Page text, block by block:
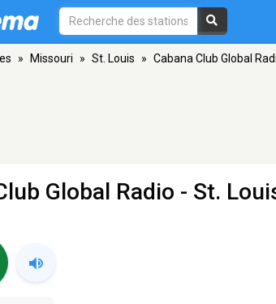
» Missouri » St. Louis » Cabana Club Global
Global Radio - St.